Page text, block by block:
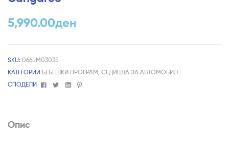
5,990.00ден
SKU: 066JM03035
КАТЕГОРИИ БЕБЕШКИ ПРОГРАМ СЕДИШТА ЗА АВТОМОБИЛ
СПОДЕЛИ
FacebookTwitterLinkedin
Pinterest
Опис